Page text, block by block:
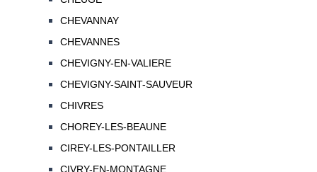
CHEVANNAY
CHEVANNES
CHEVIGNY-EN-VALIERE
CHEVIGNY-SAINT-SAUVEUR
CHIVRES
CHOREY-LES-BEAUNE
CIREY-LES-PONTAILLER
CIVRY-EN-MONTAGNE